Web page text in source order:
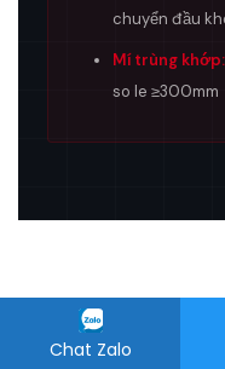
chuyển đầu
Mí trùng khớp:
so le ≥300mm
06 // SO SÁNH
TOÀN BỘ
Chat Zalo